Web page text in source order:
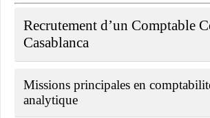
Recrutement d’un Comptable
Casablanca
Missions principales en
analytique